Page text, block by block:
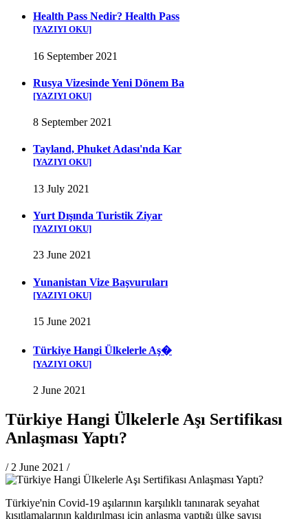
Health Pass Nedir? Health Pass
[YAZIYI OKU]
16 September 2021
Rusya Vizesinde Yeni Dönem Ba
[YAZIYI OKU]
8 September 2021
Tayland, Phuket Adası'nda Kar
[YAZIYI OKU]
13 July 2021
Yurt Dışında Turistik Ziyar
[YAZIYI OKU]
23 June 2021
Yunanistan Vize Başvuruları
[YAZIYI OKU]
15 June 2021
Türkiye Hangi Ülkelerle Aş�
[YAZIYI OKU]
2 June 2021
Türkiye Hangi Ülkelerle Aşı Sertifikası
Anlaşması Yaptı?
/ 2 June 2021 /
Türkiye'nin Covid-19 aşılarının karşılıklı tanınarak seyahat
kısıtlamalarının kaldırılması için anlaşma yaptığı ülke sayısı